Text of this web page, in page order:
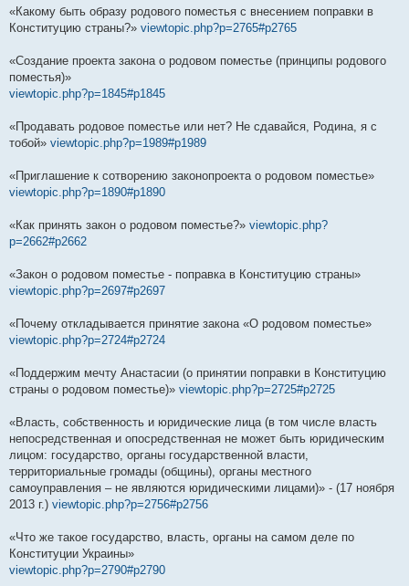
«Какому быть образу родового поместья с внесением поправки в
Конституцию страны?» viewtopic.php?p=2765#p2765
«Создание проекта закона о родовом поместье (принципы родового
поместья)»
viewtopic.php?p=1845#p1845
«Продавать родовое поместье или нет? Не сдавайся, Родина, я с
тобой» viewtopic.php?p=1989#p1989
«Приглашение к сотворению законопроекта о родовом поместье»
viewtopic.php?p=1890#p1890
«Как принять закон о родовом поместье?» viewtopic.php?
p=2662#p2662
«Закон о родовом поместье - поправка в Конституцию страны»
viewtopic.php?p=2697#p2697
«Почему откладывается принятие закона «О родовом поместье»
viewtopic.php?p=2724#p2724
«Поддержим мечту Анастасии (о принятии поправки в Конституцию
страны о родовом поместье)» viewtopic.php?p=2725#p2725
«Власть, собственность и юридические лица (в том числе власть
непосредственная и опосредственная не может быть юридическим
лицом: государство, органы государственной власти,
территориальные громады (общины), органы местного
самоуправления – не являются юридическими лицами)» - (17 ноября
2013 г.) viewtopic.php?p=2756#p2756
«Что же такое государство, власть, органы на самом деле по
Конституции Украины»
viewtopic.php?p=2790#p2790